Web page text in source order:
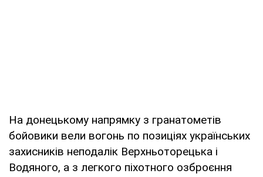
На донецькому напрямку з гранатометів
бойовики вели вогонь по позиціях українських
захисників неподалік Верхньоторецька і
Водяного, а з легкого піхотного озброєння